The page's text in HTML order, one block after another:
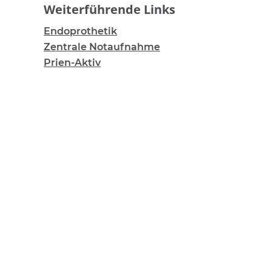
Weiterführende Links
Endoprothetik
Zentrale Notaufnahme
Prien-Aktiv